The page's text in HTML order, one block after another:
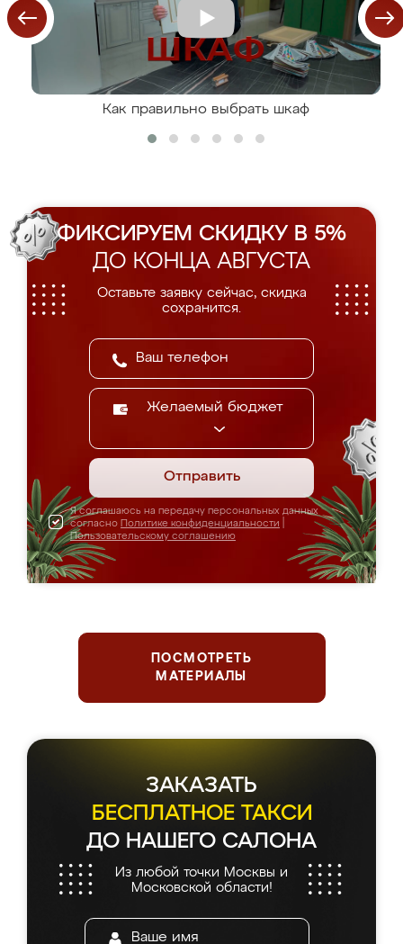
Как правильно выбрать шкаф
ФИКСИРУЕМ СКИДКУ В 5%
ДО КОНЦА АВГУСТА
Оставьте заявку сейчас, скидка
сохранится.
Желаемый бюджет
Отправить
Я соглашаюсь на передачу персональных данных
согласно Политике конфиденциальности
Пользовательскому соглашению
ПОСМОТРЕТЬ
МАТЕРИАЛЫ
ЗАКАЗАТЬ
БЕСПЛАТНОЕ ТАКСИ
ДО НАШЕГО САЛОНА
Из любой точки Москвы и
Московской области!